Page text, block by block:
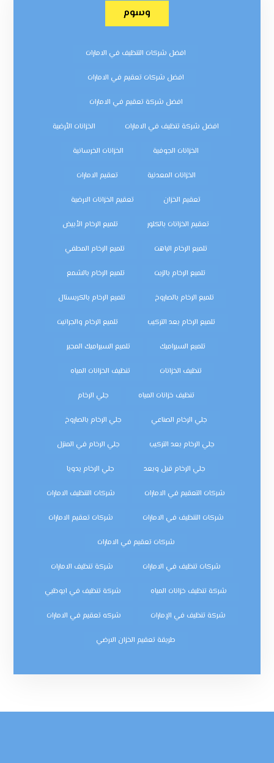
وسوم
افضل شركات التنظيف في الامارات
افضل شركات تعقيم في الامارات
افضل شركة تعقيم في الامارات
افضل شركة تنظيف في الامارات الخزانات الأرضية
الخزانات الجوفية الخزانات الخرسانية
الخزانات المعدنية تعقيم الامارات
تعقيم الخزان تعقيم الخزانات الارضية
تعقيم الخزانات بالكلور تلميع الرخام الأبيض
تلميع الرخام الباهت تلميع الرخام المطفي
تلميع الرخام بالزيت تلميع الرخام بالشمع
تلميع الرخام بالصاروخ تلميع الرخام بالكريستال
تلميع الرخام بعد التركيب تلميع الرخام والجرانيت
تلميع السيراميك تلميع السيراميك المجير
تنظيف الخزانات تنظيف الخزانات المياه
تنظيف خزانات المياه جلي الرخام
جلي الرخام الصناعي جلي الرخام بالصاروخ
جلي الرخام بعد التركيب جلي الرخام في المنزل
جلي الرخام قبل وبعد جلي الرخام يدويا
شركات التعقيم في الامارات شركات التنظيف الامارات
شركات التنظيف في الامارات شركات تعقيم الامارات
شركات تعقيم في الامارات
شركات تنظيف في الامارات شركة تنظيف الامارات
شركة تنظيف خزانات المياه شركة تنظيف في ابوظبي
شركة تنظيف في الإمارات شركه تعقيم في الامارات
طريقة تعقيم الخزان الارضي